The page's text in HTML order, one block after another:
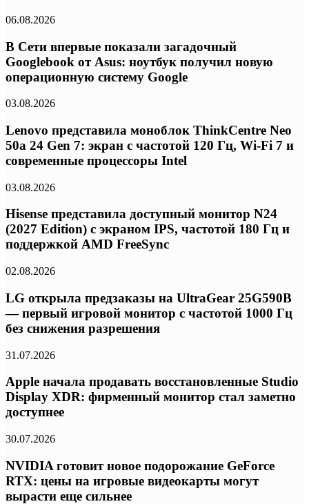
06.08.2026
В Сети впервые показали загадочный
Googlebook от Asus: ноутбук получил новую
операционную систему Google
03.08.2026
Lenovo представила моноблок ThinkCentre Neo
50a 24 Gen 7: экран с частотой 120 Гц, Wi-Fi 7 и
современные процессоры Intel
03.08.2026
Hisense представила доступный монитор N24
(2027 Edition) с экраном IPS, частотой 180 Гц и
поддержкой AMD FreeSync
02.08.2026
LG открыла предзаказы на UltraGear 25G590B
— первый игровой монитор с частотой 1000 Гц
без снижения разрешения
31.07.2026
Apple начала продавать восстановленные Studio
Display XDR: фирменный монитор стал заметно
доступнее
30.07.2026
NVIDIA готовит новое подорожание GeForce
RTX: цены на игровые видеокарты могут
вырасти еще сильнее